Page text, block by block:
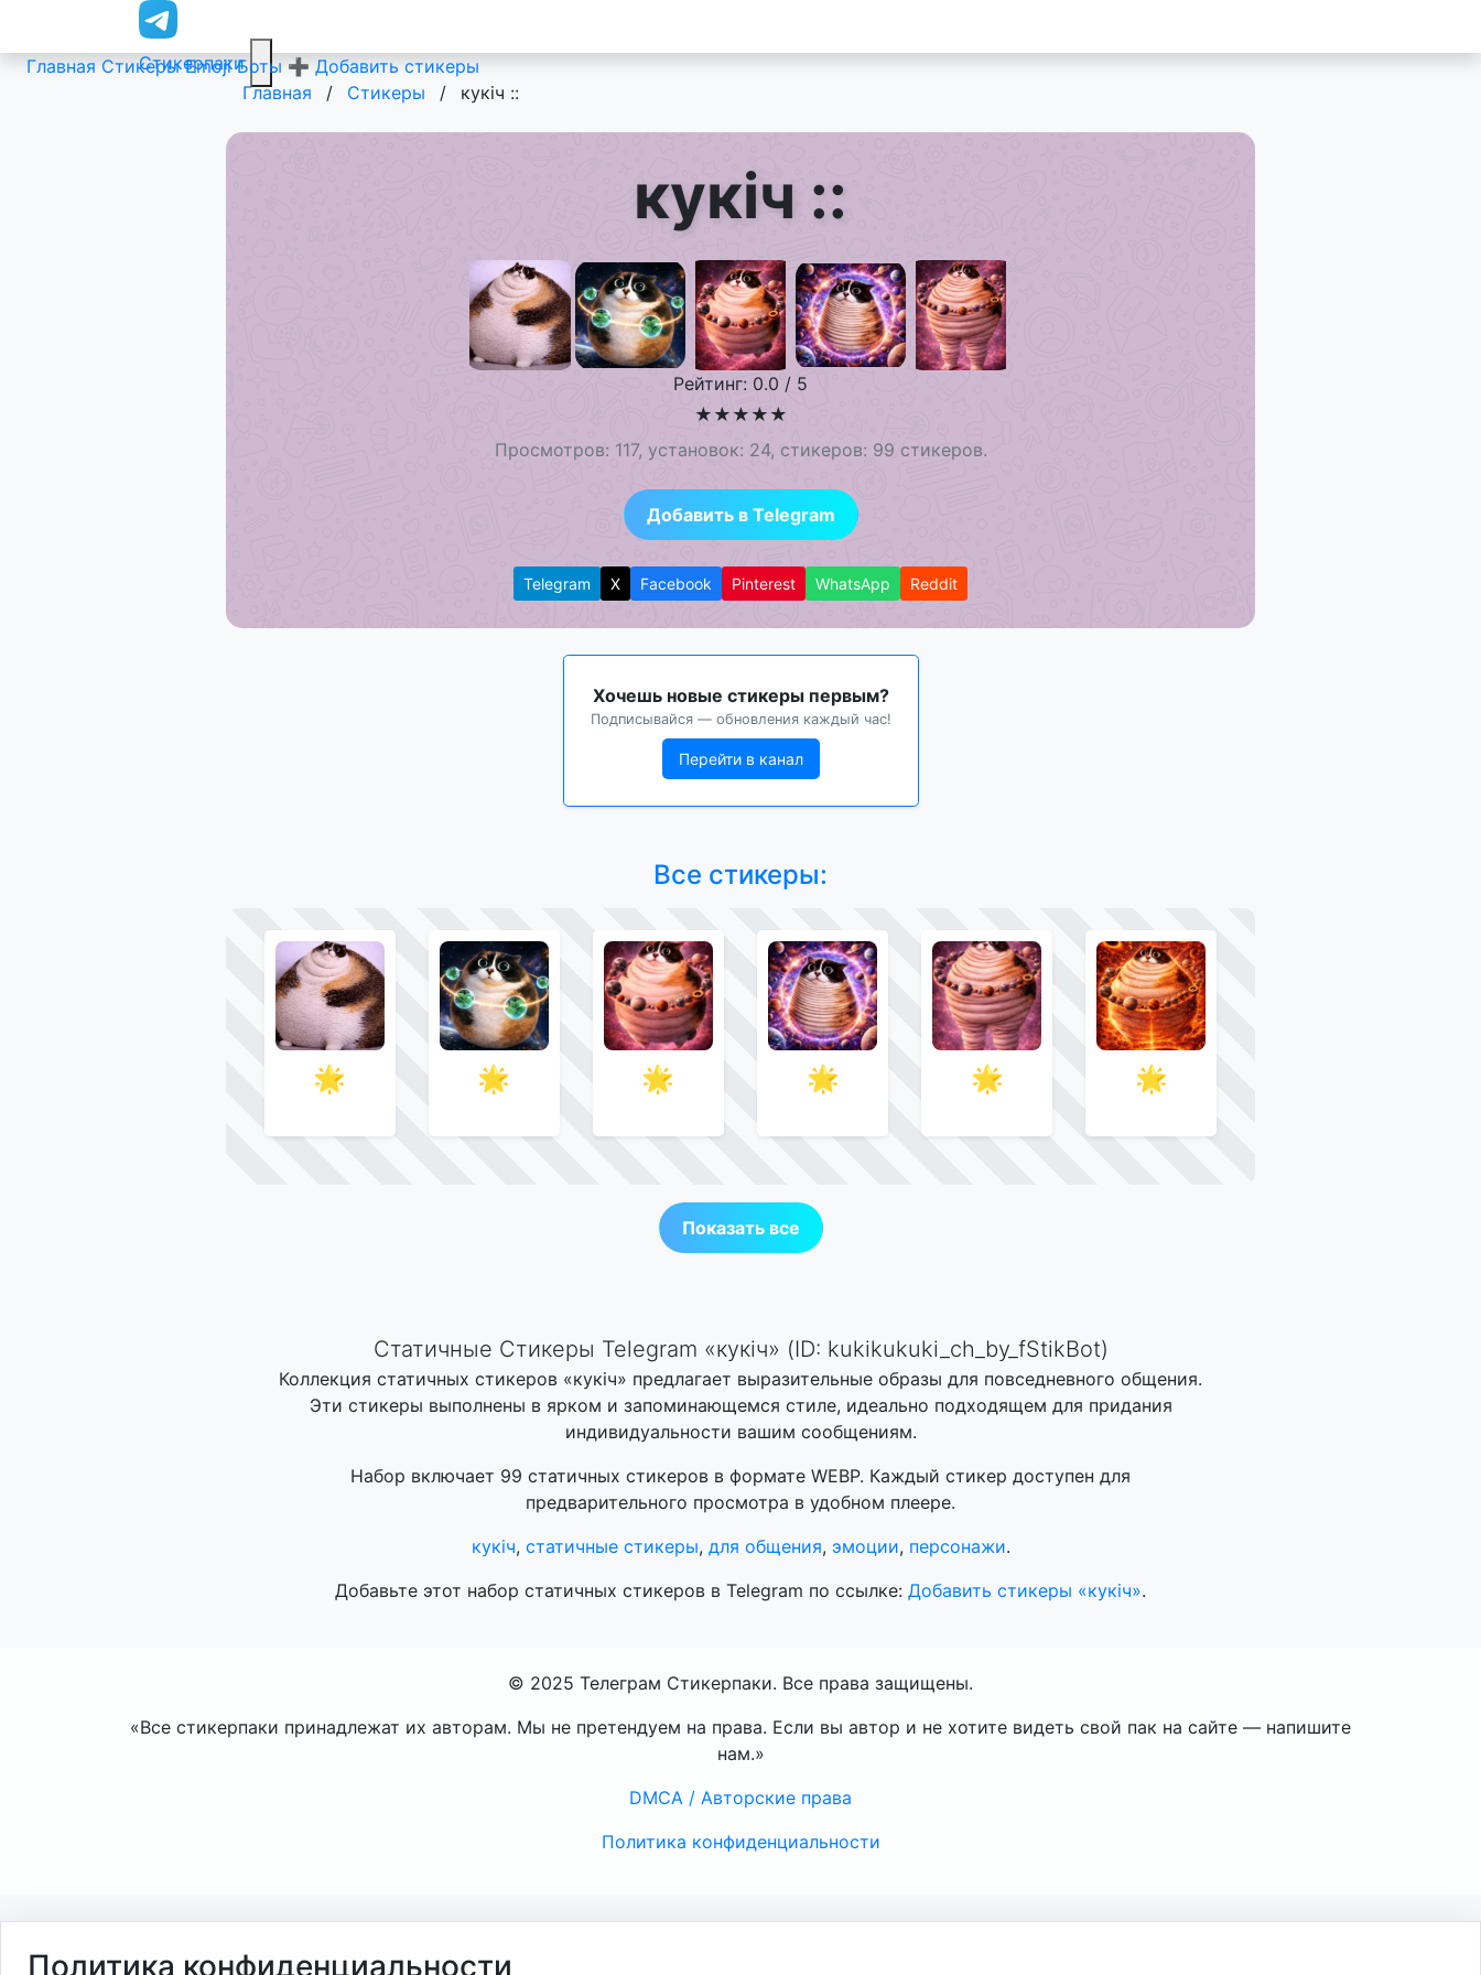
Стикерпаки
Главная Стикеры Emoji Боты ➕ Добавить стикеры
Главная
/ Стикеры / кукiч ::
кукiч ::
Рейтинг: 0.0 / 5
★ ★ ★ ★ ★
Просмотров: 117, установок: 24, стикеров: 99 стикеров.
Добавить в Telegram
Telegram X Facebook Pinterest WhatsApp Reddit
Хочешь новые стикеры первым?
Подписывайся — обновления каждый час!
Перейти в канал
Все стикеры:
🌟 🌟 🌟 🌟 🌟 🌟
Показать все
Статичные Стикеры Telegram «кукiч» (ID: kukikukuki_ch_by_fStikBot)
Коллекция статичных стикеров «кукiч» предлагает выразительные образы для повседневного общения.
Эти стикеры выполнены в ярком и запоминающемся стиле, идеально подходящем для придания
индивидуальности вашим сообщениям.
Набор включает 99 статичных стикеров в формате WEBP. Каждый стикер доступен для
предварительного просмотра в удобном плеере.
кукiч, статичные стикеры, для общения, эмоции, персонажи.
Добавьте этот набор статичных стикеров в Telegram по ссылке: Добавить стикеры «кукiч».
© 2025 Телеграм Стикерпаки. Все права защищены.
«Все стикерпаки принадлежат их авторам. Мы не претендуем на права. Если вы автор и не хотите видеть свой пак на сайте — напишите
нам.»
DMCA / Авторские права
Политика конфиденциальности
Политика конфиденциальности